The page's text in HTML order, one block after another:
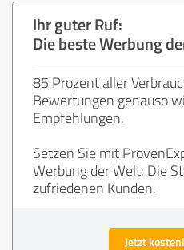
Ihr guter Ruf:
Die beste Werbung
85 Prozent aller
Bewertungen genauso
Empfehlungen.
Setzen Sie mit
Werbung der Welt: Die
zufriedenen Kunden.
Jetzt